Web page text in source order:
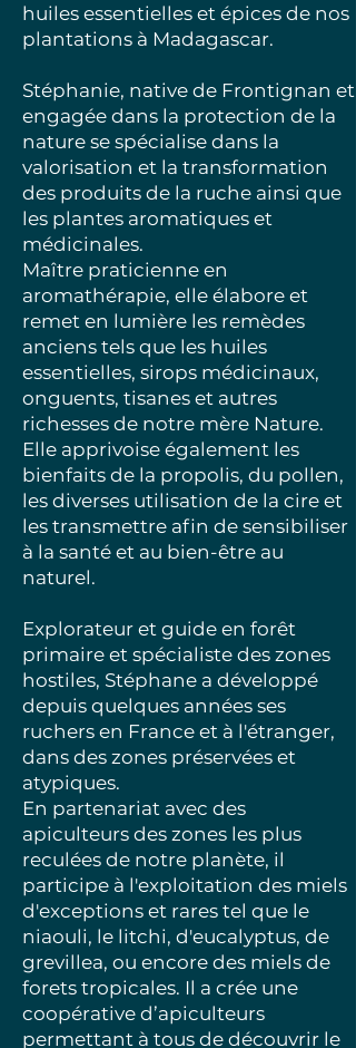
huiles essentielles et épices de nos
plantations à Madagascar.
Stéphanie, native de Frontignan et
engagée dans la protection de la
nature se spécialise dans la
valorisation et la transformation
des produits de la ruche ainsi que
les plantes aromatiques et
médicinales.
Maître praticienne en
aromathérapie, elle élabore et
remet en lumière les remèdes
anciens tels que les huiles
essentielles, sirops médicinaux,
onguents, tisanes et autres
richesses de notre mère Nature.
Elle apprivoise également les
bienfaits de la propolis, du pollen,
les diverses utilisation de la cire et
les transmettre afin de sensibiliser
à la santé et au bien-être au
naturel.
Explorateur et guide en forêt
primaire et spécialiste des zones
hostiles, Stéphane a développé
depuis quelques années ses
ruchers en France et à l'étranger,
dans des zones préservées et
atypiques.
En partenariat avec des
apiculteurs des zones les plus
reculées de notre planète, il
participe à l'exploitation des miels
d'exceptions et rares tel que le
niaouli, le litchi, d'eucalyptus, de
grevillea, ou encore des miels de
forets tropicales. Il a crée une
coopérative d’apiculteurs
permettant à tous de découvrir le